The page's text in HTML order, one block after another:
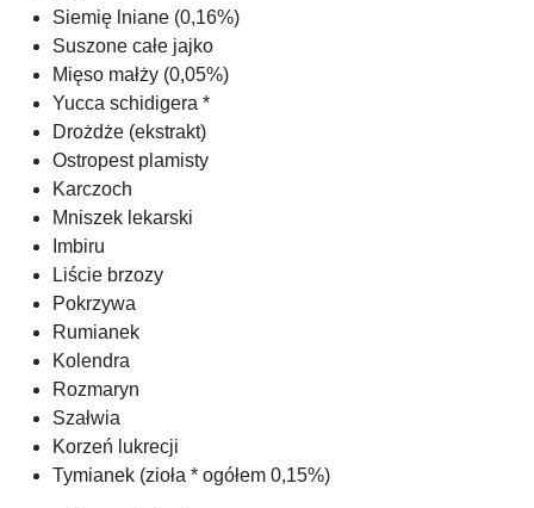
Siemię lniane (0,16%)
Suszone całe jajko
Mięso małży (0,05%)
Yucca schidigera *
Drożdże (ekstrakt)
Ostropest plamisty
Karczoch
Mniszek lekarski
Imbiru
Liście brzozy
Pokrzywa
Rumianek
Kolendra
Rozmaryn
Szałwia
Korzeń lukrecji
Tymianek (zioła * ogółem 0,15%)